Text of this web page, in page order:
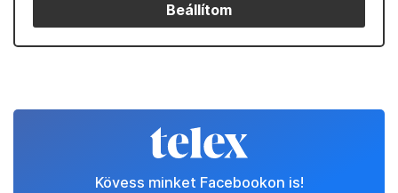
Beállítom
Kövess minket Facebookon is!